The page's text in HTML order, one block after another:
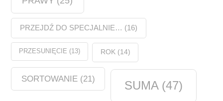
PRZEJDŹ DO SPECJALNIE… (16)
PRZESUNIĘCIE (13) ROK(14)
SORTOWANIE(21) SUMA(47)